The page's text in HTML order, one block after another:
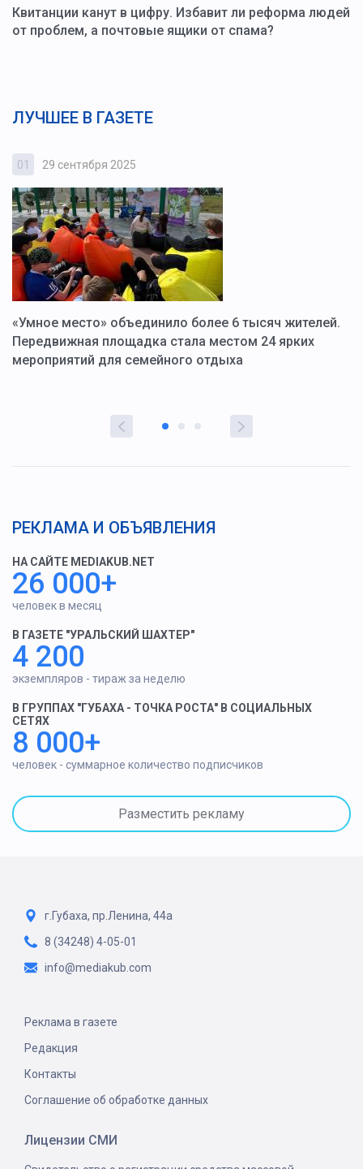
Квитанции канут в цифру. Избавит ли реформа людей
от проблем, а почтовые ящики от спама?
ЛУЧШЕЕ В ГАЗЕТЕ
01 29 сентября 2025
«Умное место» объединило более 6 тысяч жителей.
Передвижная площадка стала местом 24 ярких
мероприятий для семейного отдыха
РЕКЛАМА И ОБЪЯВЛЕНИЯ
НА САЙТЕ MEDIAKUB.NET
26 000+
человек в месяц
В ГАЗЕТЕ "УРАЛЬСКИЙ ШАХТЕР"
4 200
экземпляров - тираж за неделю
В ГРУППАХ "ГУБАХА - ТОЧКА РОСТА" В СОЦИАЛЬНЫХ
СЕТЯХ
8 000+
человек - суммарное количество подписчиков
Разместить рекламу
г.Губаха, пр.Ленина, 44а
8 (34248) 4-05-01
info@mediakub.com
Реклама в газете
Редакция
Контакты
Соглашение об обработке данных
Лицензии СМИ